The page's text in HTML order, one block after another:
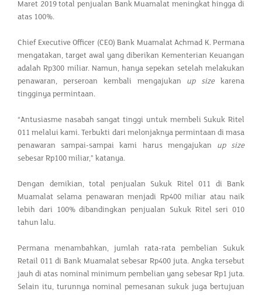
Maret 2019 total penjualan Bank Muamalat meningkat hingga di
atas 100%.
Chief Executive Officer (CEO) Bank Muamalat Achmad K. Permana
mengatakan, target awal yang diberikan Kementerian Keuangan
adalah Rp300 miliar. Namun, hanya sepekan setelah melakukan
penawaran, perseroan kembali mengajukan up sizekarena
tingginya permintaan.
“Antusiasme nasabah sangat tinggi untuk membeli Sukuk Ritel
011 melalui kami. Terbukti dari melonjaknya permintaan di masa
penawaran sampai-sampai kami harus mengajukan up size
sebesar Rp100 miliar,” katanya.
Dengan demikian, total penjualan Sukuk Ritel 011 di Bank
Muamalat selama penawaran menjadi Rp400 miliar atau naik
lebih dari 100% dibandingkan penjualan Sukuk Ritel seri 010
tahun lalu.
Permana menambahkan, jumlah rata-rata pembelian Sukuk
Retail 011 di Bank Muamalat sebesar Rp400 juta. Angka tersebut
jauh di atas nominal minimum pembelian yang sebesar Rp1 juta.
Selain itu, turunnya nominal pemesanan sukuk juga bertujuan